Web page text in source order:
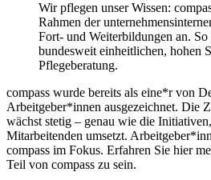
Wir pflegen unser Wissen:
Rahmen der
Fort- und Weiterbildungen an.
bundesweit einheitlichen, hohen
Pflegeberatung.
compass wurde bereits als eine*r von
Arbeitgeber*innen ausgezeichnet. Die
wächst stetig – genau wie die
Mitarbeitenden umsetzt.
compass im Fokus. Erfahren Sie hier
Teil von compass zu sein.